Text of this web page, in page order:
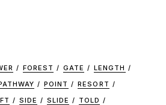
FOREST GATE
LENGTH
POINT
RESORT
SIDE SLIDE
TOLD